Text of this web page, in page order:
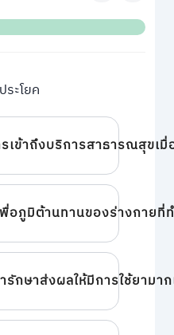
ระโยค
เข้าถึงบริการสาธารณสุขเมื่
อภูมิต้านทานของร่างกายที่
กษาส่งผลให้มีการใช้ยามา